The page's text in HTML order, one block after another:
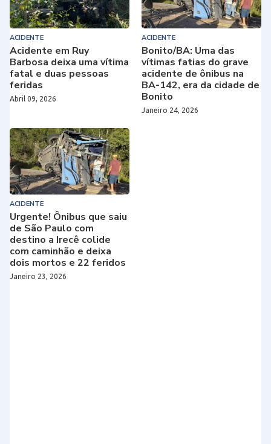
ACIDENTE
Acidente em Ruy
Barbosa deixa uma vítima
fatal e duas pessoas
feridas
Abril 09, 2026
ACIDENTE
Bonito/BA: Uma das
vítimas fatias do grave
acidente de ônibus na
BA-142, era da cidade de
Bonito
Janeiro 24, 2026
ACIDENTE
Urgente! Ônibus que saiu
de São Paulo com
destino a Irecê colide
com caminhão e deixa
dois mortos e 22 feridos
Janeiro 23, 2026